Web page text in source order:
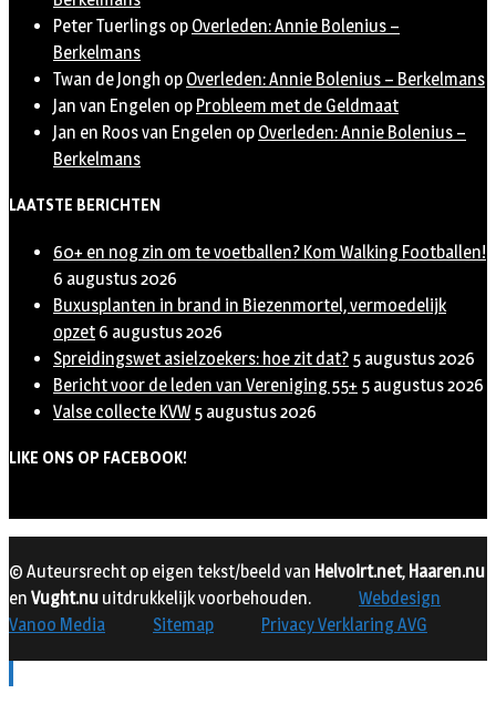
Peter Tuerlings op Overleden: Annie Bolenius –
Berkelmans
Twan de Jongh op Overleden: Annie Bolenius – Berkelmans
Jan van Engelen op Probleem met de Geldmaat
Jan en Roos van Engelen op Overleden: Annie Bolenius –
Berkelmans
LAATSTE BERICHTEN
60+ en nog zin om te voetballen? Kom Walking Footballen!
6 augustus 2026
Buxusplanten in brand in Biezenmortel, vermoedelijk
opzet 6 augustus 2026
Spreidingswet asielzoekers: hoe zit dat? 5 augustus 2026
Bericht voor de leden van Vereniging 55+ 5 augustus 2026
Valse collecte KVW 5 augustus 2026
LIKE ONS OP FACEBOOK!
© Auteursrecht op eigen tekst/beeld van Helvoirt.net, Haaren.nu
en Vught.nu uitdrukkelijk voorbehouden.
Webdesign
Vanoo Media
Sitemap Privacy Verklaring AVG